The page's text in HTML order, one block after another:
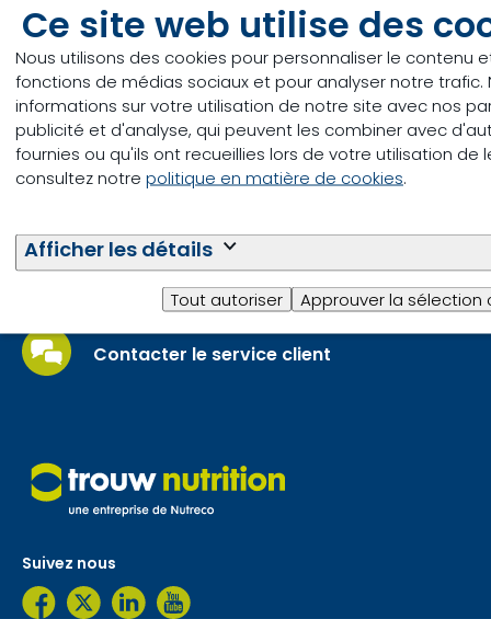
Ce site web utilise des
Nous utilisons des cookies pour personnaliser le contenu
fonctions de médias sociaux et pour analyser notre
informations sur votre utilisation de notre site avec nos
publicité et d'analyse, qui peuvent les combiner avec
fournies ou qu'ils ont recueillies lors de votre utilisation de
consultez notre politique en matière de cookies.
Afficher les détails
Tout autoriser Approuver la sélection
Shur-Gain peuvent être adaptés pour travailler
avec tous les types d’ingrédients à la ferme.
Questions ou
problèmes?
Contacter le service client
Suivez nous